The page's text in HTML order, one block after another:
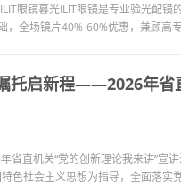
眼镜暮光ILIT眼镜是专业验光配
全场镜片40%-60%优惠，兼顾高
托启新程——2026年省
省直机关“党的创新理论我来讲”
色社会主义思想为指导，全面落